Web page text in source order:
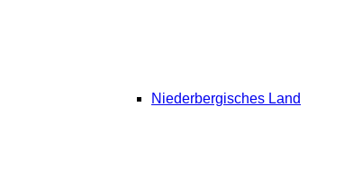
Niederbergisches Land